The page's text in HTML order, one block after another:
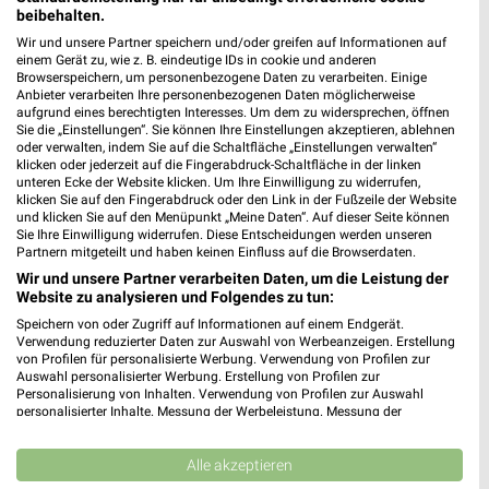
16,2 km
Angebote ab 08.08.
Gültig bis Fr. 14.08.
4,8 km
Mo-Mi Angebote ab 10.08.
Gültig ab Mo. 10.08.
PENNY
7,7 km
XXXLutz
37,5 km
beibehalten.
Wir und unsere Partner speichern und/oder greifen auf Informationen auf
einem Gerät zu, wie z. B. eindeutige IDs in cookie und anderen
Browserspeichern, um personenbezogene Daten zu verarbeiten. Einige
Anbieter verarbeiten Ihre personenbezogenen Daten möglicherweise
aufgrund eines berechtigten Interesses. Um dem zu widersprechen, öffnen
Sie die „Einstellungen“. Sie können Ihre Einstellungen akzeptieren, ablehnen
oder verwalten, indem Sie auf die Schaltfläche „Einstellungen verwalten“
klicken oder jederzeit auf die Fingerabdruck-Schaltfläche in der linken
unteren Ecke der Website klicken. Um Ihre Einwilligung zu widerrufen,
klicken Sie auf den Fingerabdruck oder den Link in der Fußzeile der Website
und klicken Sie auf den Menüpunkt „Meine Daten“. Auf dieser Seite können
Sie Ihre Einwilligung widerrufen. Diese Entscheidungen werden unseren
Partnern mitgeteilt und haben keinen Einfluss auf die Browserdaten.
Wir und unsere Partner verarbeiten Daten, um die Leistung der
Website zu analysieren und Folgendes zu tun:
Speichern von oder Zugriff auf Informationen auf einem Endgerät.
Verwendung reduzierter Daten zur Auswahl von Werbeanzeigen. Erstellung
von Profilen für personalisierte Werbung. Verwendung von Profilen zur
Auswahl personalisierter Werbung. Erstellung von Profilen zur
Personalisierung von Inhalten. Verwendung von Profilen zur Auswahl
personalisierter Inhalte. Messung der Werbeleistung. Messung der
Kombinationen von Daten aus verschiedenen Quellen. Entwicklung und
Verbesserung der Angebote. Verwendung reduzierter Daten zur Auswahl
von Inhalten.
Alle akzeptieren